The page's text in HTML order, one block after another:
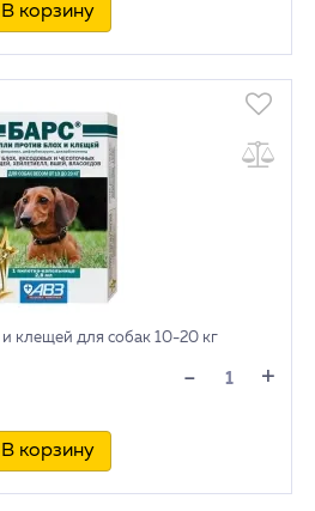
В корзину
клещей для собак 10-20 кг
- +
В корзину